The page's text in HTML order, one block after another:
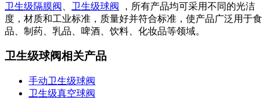
卫生级隔膜阀
卫生级球阀
，所有产品均可采用不同的光洁
度，材质和工业标准，质量好并符合标准，使产品广泛用于食
品、制药、乳品、啤酒、饮料、化妆品等领域。
卫生级球阀相关产品
手动卫生级球阀
卫生级真空球阀